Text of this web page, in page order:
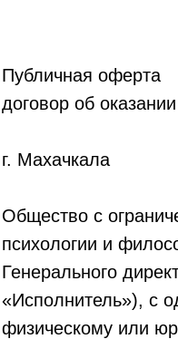
Публичная оферта
договор об
г.
Общество с
психологии и
Генерального
«Исполнитель»), с
физическому или